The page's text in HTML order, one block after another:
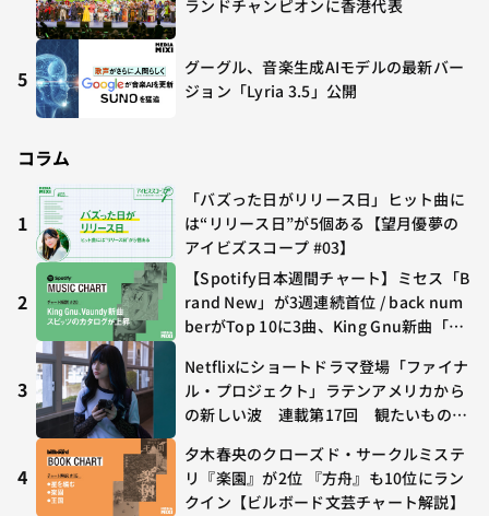
ランドチャンピオンに香港代表
5
グーグル、音楽生成AIモデルの最新バー
ジョン「Lyria 3.5」公開
コラム
1
「バズった日がリリース日」ヒット曲に
は“リリース日”が5個ある【望月優夢の
アイビズスコープ #03】
2
【Spotify日本週間チャート】ミセス「B
rand New」が3週連続首位 / back num
berがTop 10に3曲、King Gnu新曲「G
年7/24〜7/30
3
Netflixにショートドラマ登場「ファイナ
ル・プロジェクト」ラテンアメリカから
の新しい波 連載第17回 観たいものが
4
夕木春央のクローズド・サークルミステ
リ『楽園』が2位 『方舟』も10位にラン
クイン【ビルボード文芸チャート解説】